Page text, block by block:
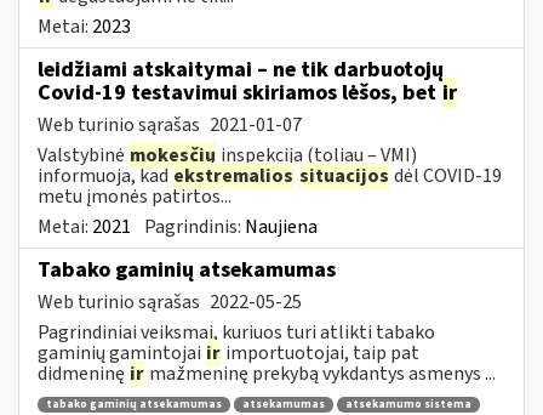
Metai: 2023
leidžiami atskaitymai – ne tik darbuotojų
Covid-19 testavimui skiriamos lėšos, bet ir
Web turinio sąrašas 2021-01-07
Valstybinė mokesčių inspekcija (toliau – VMI)
informuoja, kadekstremalios situacijos dėl COVID-19
metu įmonės patirtos...
Metai: 2021 Pagrindinis: Naujiena
Tabako gaminių atsekamumas
Web turinio sąrašas 2022-05-25
Pagrindiniai veiksmai, kuriuos turi atlikti tabako
gaminių gamintojai ir importuotojai, taip pat
didmeninę ir mažmeninę prekybą vykdantys asmenys ...
tabako gaminių atsekamumas atsekamumas atsekamumo sistema